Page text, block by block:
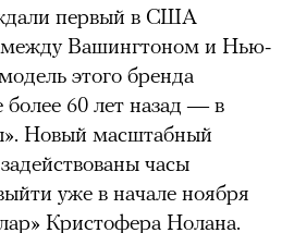
первый в США
между Вашингтоном и Нью-
этого бренда
более 60 лет назад — в
Новый масштабный
часы
уже в начале ноября
Кристофера Нолана.